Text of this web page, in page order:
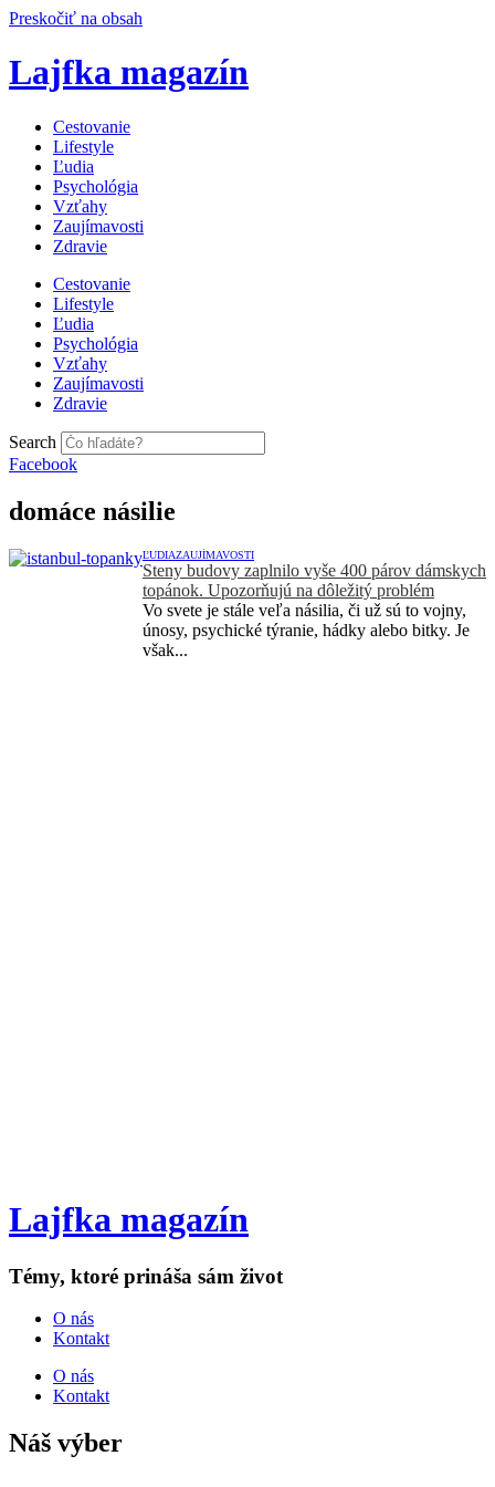
Preskočiť na obsah
Lajfka magazín
Cestovanie
Lifestyle
Ľudia
Psychológia
Vzťahy
Zaujímavosti
Zdravie
Cestovanie
Lifestyle
Ľudia
Psychológia
Vzťahy
Zaujímavosti
Zdravie
Search
Facebook
domáce násilie
ĽUDIAZAUJÍMAVOSTI
Steny budovy zaplnilo vyše 400 párov dámskych
topánok. Upozorňujú na dôležitý problém
Vo svete je stále veľa násilia, či už sú to vojny,
únosy, psychické týranie, hádky alebo bitky. Je
však...
Lajfka magazín
Témy, ktoré prináša sám život
O nás
Kontakt
O nás
Kontakt
Náš výber